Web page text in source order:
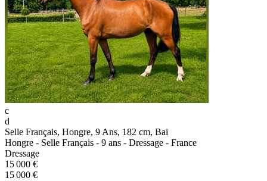
c
d
Selle Français, Hongre, 9 Ans, 182 cm, Bai
Hongre - Selle Français - 9 ans - Dressage - France
Dressage
15 000 €
15 000 €